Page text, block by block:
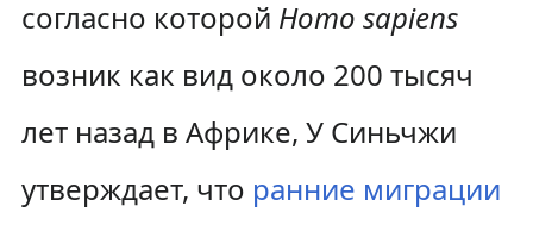
согласно которой Homo sapiens
возник как вид около 200 тысяч
лет назад в Африке, У Синьчжи
утверждает, что ранние миграции